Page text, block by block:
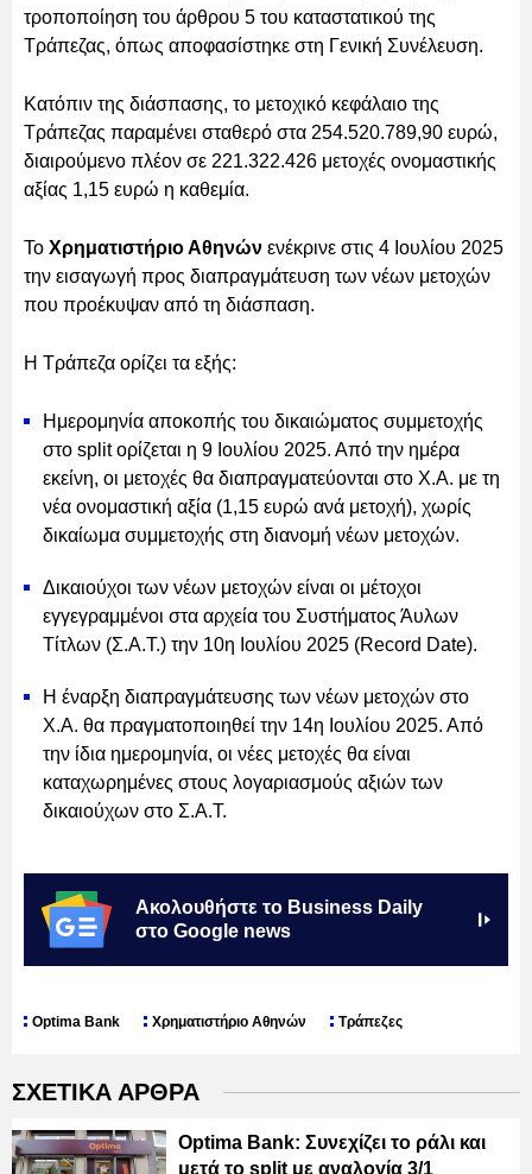
τροποποίηση του άρθρου 5 του καταστατικού της
Τράπεζας, όπως αποφασίστηκε στη Γενική Συνέλευση.
Κατόπιν της διάσπασης, το μετοχικό κεφάλαιο της
Τράπεζας παραμένει σταθερό στα 254.520.789,90 ευρώ,
διαιρούμενο πλέον σε 221.322.426 μετοχές ονομαστικής
αξίας 1,15 ευρώ η καθεμία.
Το Χρηματιστήριο Αθηνών ενέκρινε στις 4 Ιουλίου 2025
την εισαγωγή προς διαπραγμάτευση των νέων μετοχών
που προέκυψαν από τη διάσπαση.
Η Τράπεζα ορίζει τα εξής:
Ημερομηνία αποκοπής του δικαιώματος συμμετοχής
στο split ορίζεται η 9 Ιουλίου 2025. Από την ημέρα
εκείνη, οι μετοχές θα διαπραγματεύονται στο Χ.Α. με τη
νέα ονομαστική αξία (1,15 ευρώ ανά μετοχή), χωρίς
δικαίωμα συμμετοχής στη διανομή νέων μετοχών.
Δικαιούχοι των νέων μετοχών είναι οι μέτοχοι
εγγεγραμμένοι στα αρχεία του Συστήματος Άυλων
Τίτλων (Σ.Α.Τ.) την 10η Ιουλίου 2025 (Record Date).
Η έναρξη διαπραγμάτευσης των νέων μετοχών στο
Χ.Α. θα πραγματοποιηθεί την 14η Ιουλίου 2025. Από
την ίδια ημερομηνία, οι νέες μετοχές θα είναι
καταχωρημένες στους λογαριασμούς αξιών των
δικαιούχων στο Σ.Α.Τ.
Ακολουθήστε το Business Daily
στο Google news
Optima Bank Χρηματιστήριο Αθηνών Τράπεζες
ΣΧΕΤΙΚΑ ΑΡΘΡΑ
Optima Bank: Συνεχίζει το ράλι και
μετά το split με αναλογία 3/1